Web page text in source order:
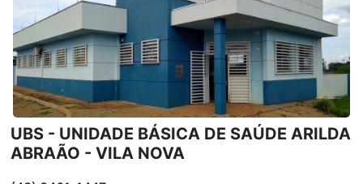
UBS - UNIDADE BÁSICA DE SAÚDE ARILDA
ABRAÃO - VILA NOVA